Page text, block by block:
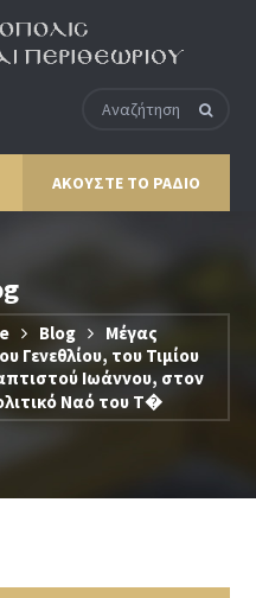
ΑΚΟΥΣΤΕ ΤΟ ΡΑΔΙΟ
Blog
Μέγας
Γενεθλίου, του Τιμίου
Ιωάννου, στον
Ναό του Τ�